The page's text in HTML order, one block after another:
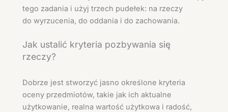
tego zadania i użyj trzech pudełek: na rzeczy
do wyrzucenia, do oddania i do zachowania.
Jak ustalić kryteria pozbywania się
rzeczy?
Dobrze jest stworzyć jasno określone kryteria
oceny przedmiotów, takie jak ich aktualne
użytkowanie, realna wartość użytkowa i radość,